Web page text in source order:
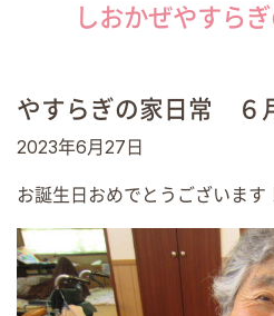
しおかぜやすら
やすらぎの家日常 ６
2023年6月27日
お誕生日おめでとうございます